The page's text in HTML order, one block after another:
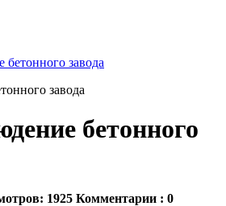
завода
бетонного
1925 Комментарии : 0